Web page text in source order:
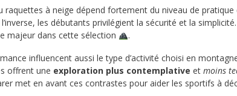
raquettes à neige dépend fortement du niveau de
les débutants privilégient la sécurité et la
majeur dans cette sélection
.
influencent aussi le type d’activité choisi en
offrent une exploration plus contemplative et moins
met en avant ces contrastes pour aider les sportifs à